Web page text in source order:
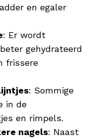
en egaler
: Er wordt
gehydrateerd
frissere
: Sommige
in de
en rimpels.
nagels: Naast